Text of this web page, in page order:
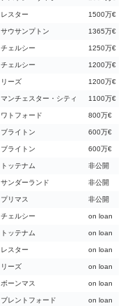
レスター 1500万€
サウサンプトン 1365万€
チェルシー 1250万€
チェルシー 1200万€
リーズ 1200万€
マンチェスター・シティ 1100万€
ワトフォード 800万€
ブライトン 600万€
ブライトン 600万€
トッテナム 非公開
サンダーランド 非公開
プリマス 非公開
チェルシー on loan
トッテナム on loan
レスター on loan
リーズ on loan
ボーンマス on loan
ブレントフォード on loan